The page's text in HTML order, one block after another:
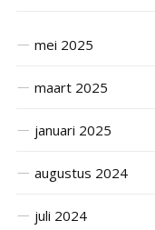
mei 2025
maart 2025
januari 2025
augustus 2024
juli 2024